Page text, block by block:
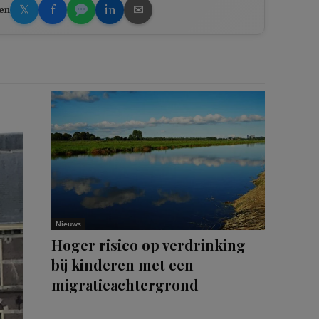
𝕏 f in ✉
Nieuws
Hoger risico op verdrinking
bij kinderen met een
migratieachtergrond